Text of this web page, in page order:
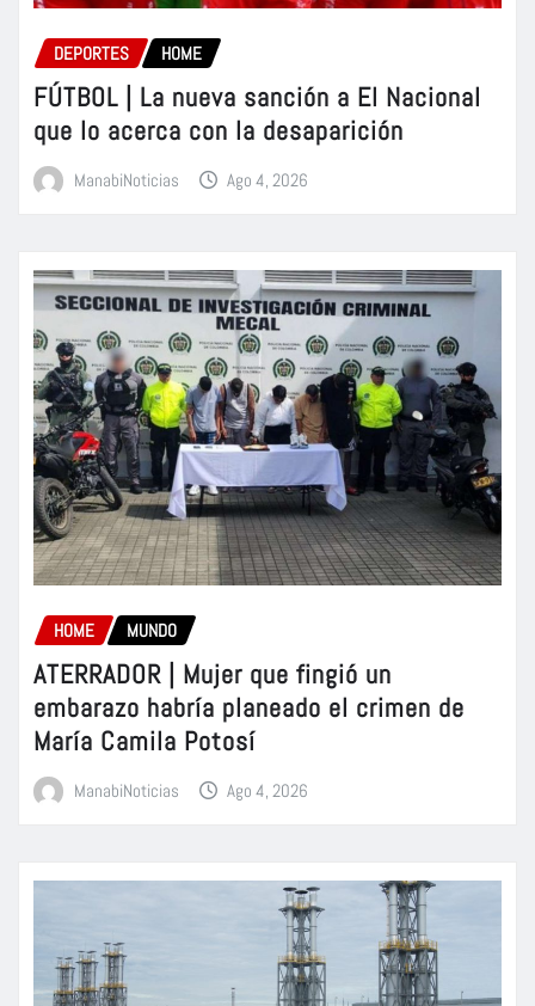
DEPORTES HOME
FÚTBOL | La nueva sanción a El Nacional
que lo acerca con la desaparición
ManabiNoticias Ago 4, 2026
HOME MUNDO
ATERRADOR | Mujer que fingió un
embarazo habría planeado el crimen de
María Camila Potosí
ManabiNoticias Ago 4, 2026